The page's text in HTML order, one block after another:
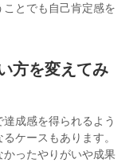
とでも自己肯定感を
方を変えてみ
成感を得られるよう
ケースもあります。
ったやりがいや成果